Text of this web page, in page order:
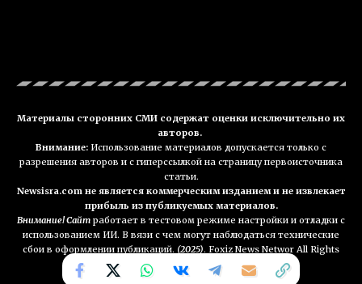
Материалы сторонних СМИ содержат оценки исключительно их
авторов.
Внимание: Использование материалов допускается только с
разрешения авторов и с гиперссылкой на страницу первоисточника
статьи.
Newsisra.com не является коммерческим изданием и не извлекает
прибыль из публикуемых материалов.
Внимание! Сайт работает в тестовом режиме настройки и отладки с
использованием ИИ. В вязи с чем могут наблюдаться технические
сбои в оформлении публикаций. (2025). Foxiz News Networ All Rights
Reserved. NEWSisra.com